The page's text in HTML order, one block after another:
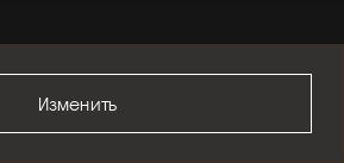
Изменить